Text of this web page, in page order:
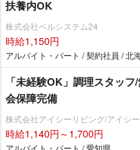
扶養内OK
株式会社ベルシステム24
時給1,150円
アルバイト・パート / 契約社員 / 北
「未経験OK」調理スタッ
会保障完備
株式会社アイシーリビング/アイシ
時給1,140円～1,700円
アルバイト・パート / 愛知県